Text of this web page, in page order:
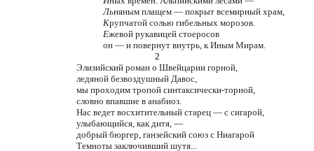
Льняным плащем — покрыт всемирный храм,
Крупчатой солью гибельных морозов.
Ежевой рукавицей стоеросов
он — и повернут внутрь, к Иным Мирам.
2
Элизийский роман о Швейцарии горной,
ледяной безвоздушный Давос,
мы проходим тропой синтаксически-торной,
словно впавшие в анабиоз.
Нас ведет восхитительный старец — с сигарой,
улыбающийся, как дитя, —
добрый бюргер, ганзейский союз с Ниагарой
Темноты заключивший шутя...